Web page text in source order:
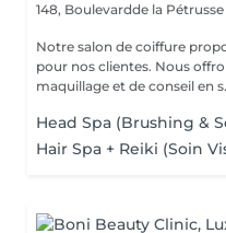
148, Boulevardde la Pétrusse
Notre salon de coiffure
pour nos clientes. Nous
maquillage et de conseil en
Head Spa (Brushing &
Hair Spa + Reiki (Soin